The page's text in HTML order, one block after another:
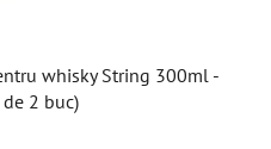
whisky String 300ml -
2 buc)